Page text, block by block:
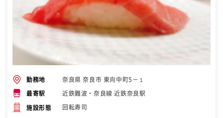
勤務地 奈良県 奈良市 東向中町5－１
最寄駅 近鉄難波・奈良線 近鉄奈良駅
施設形態 回転寿司